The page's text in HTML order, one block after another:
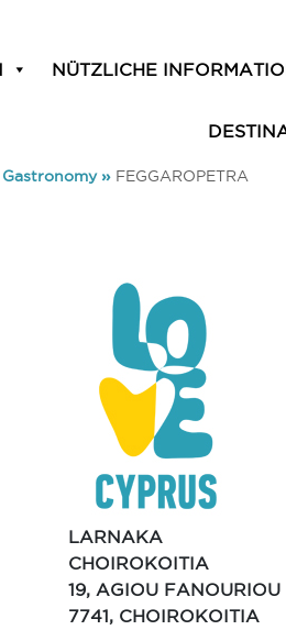
NÜTZLICHE
Gastronomy» FEGGAROPETRA
LARNAKA
CHOIROKOITIA
19, AGIOU FANOURIOU
7741, CHOIROKOITIA